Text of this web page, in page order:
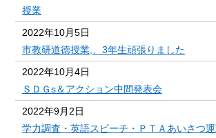
授業
2022年10月5日
市教研道徳授業,、3年生頑張りました
2022年10月4日
ＳＤＧs＆アクション中間発表会
2022年9月2日
学力調査・英語スピーチ・ＰＴＡあいさつ